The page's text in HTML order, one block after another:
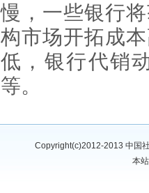
慢，一些银行
构市场开拓成
低，银行代销
等。
Copyright(c)2012-2013 中国
本